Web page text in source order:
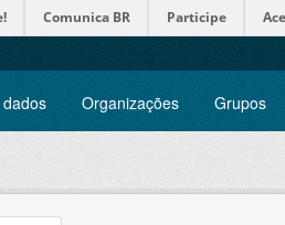
Comunica BR Participe
Organizações Grupos